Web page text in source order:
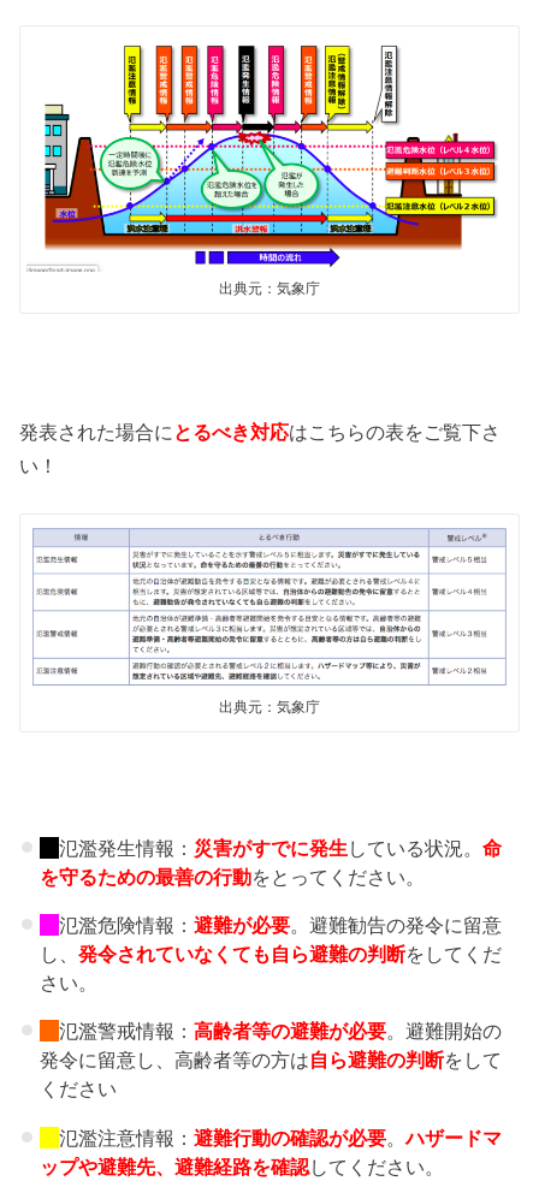
出典元：気象庁
発表された場合に とるべき対応はこちらの表をご覧下さ
い！
出典元：気象庁
氾濫発生情報： 災害がすでに発生 している状況。 命
を守るための最善の行動をとってください。
氾濫危険情報： 避難が必要。避難勧告の発令に留意
し、 発令されていなくても自ら避難の判断をしてくだ
さい。
氾濫警戒情報： 高齢者等の避難が必要。避難開始の
発令に留意し、高齢者等の方は自ら避難の判断をして
ください
氾濫注意情報： 避難行動の確認が必要。ハザードマ
ップや避難先、 避難経路を確認してください。